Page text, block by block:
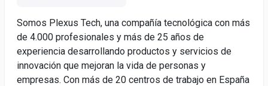
Somos Plexus Tech, una compañía tecnológica con más
de 4.000 profesionales y más de 25 años de
experiencia desarrollando productos y servicios de
innovación que mejoran la vida de personas y
empresas. Con más de 20 centros de trabajo en España